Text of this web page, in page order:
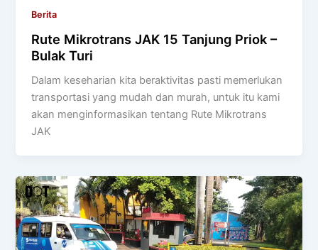
Berita
Rute Mikrotrans JAK 15 Tanjung Priok –
Bulak Turi
Dalam keseharian kita beraktivitas pasti memerlukan
transportasi yang mudah dan murah, untuk itu kami
akan menginformasikan tentang Rute Mikrotrans
JAK